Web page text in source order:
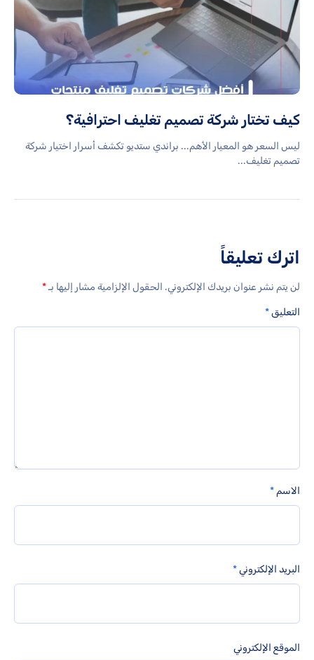
كيف تختار شركة تصميم تغليف احترافية؟
ليس السعر هو المعيار الأهم... براندي ستديو تكشف أسرار اختيار شركة
تصميم تغليف...
اترك تعليقاً
لن يتم نشر عنوان بريدك الإلكتروني. الحقول الإلزامية مشار إليها بـ*
التعليق*
الاسم *
البريد الإلكتروني*
الموقع الإلكتروني